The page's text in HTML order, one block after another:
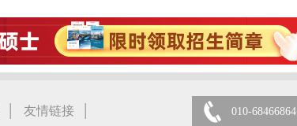
| 友情链接 | 010-68466864